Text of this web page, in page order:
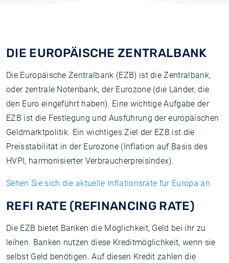
DIE EUROPÄISCHE ZENTRALBANK
Die Europäische Zentralbank (EZB) ist die Zentralbank,
oder zentrale Notenbank, der Eurozone (die Länder, die
den Euro eingeführt haben). Eine wichtige Aufgabe der
EZB ist die Festlegung und Ausführung der europäischen
Geldmarktpolitik. Ein wichtiges Ziel der EZB ist die
Preisstabilität in der Eurozone (Inflation auf Basis des
HVPI, harmonisierter Verbraucherpreisindex).
Sehen Sie sich die aktuelle Inflationsrate für Europa an
REFI RATE (REFINANCING RATE)
Die EZB bietet Banken die Möglichkeit, Geld bei ihr zu
leihen. Banken nutzen diese Kreditmöglichkeit, wenn sie
selbst Geld benötigen. Auf diesen Kredit zahlen die